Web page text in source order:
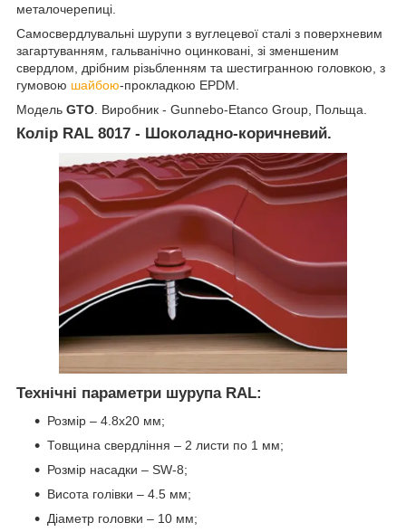
металочерепиці.
Самосвердлувальні шурупи з вуглецевої сталі з поверхневим
загартуванням, гальванічно оцинковані, зі зменшеним
свердлом, дрібним різьбленням та шестигранною головкою, з
гумовою шайбою-прокладкою EPDM.
Модель GTO . Виробник - Gunnebo-Etanco Group, Польща.
Колір RAL 8017 - Шоколадно-коричневий.
Технічні параметри шурупа RAL:
Розмір – 4.8х20 мм;
Товщина свердління – 2 листи по 1 мм;
Розмір насадки – SW-8;
Висота голівки – 4.5 мм;
Діаметр головки – 10 мм;